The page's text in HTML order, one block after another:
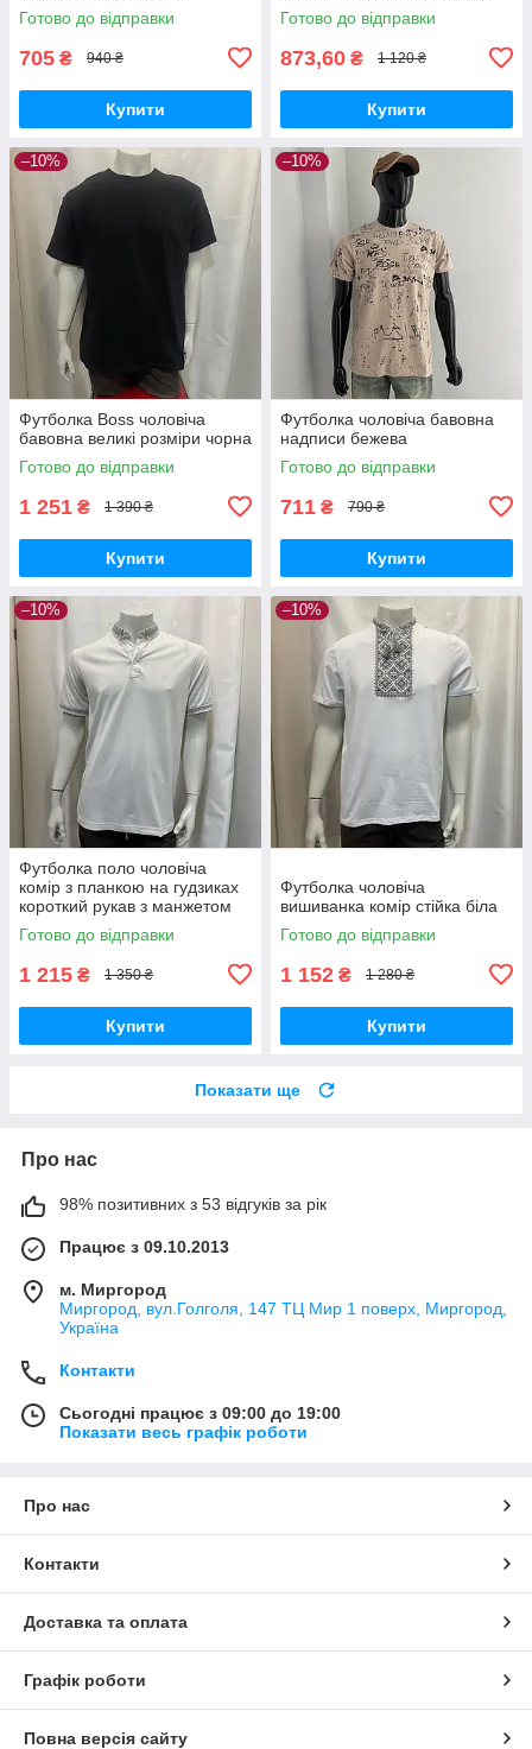
Готово до відправки
705 ₴ 940 ₴
Купити
Готово до відправки
873,60 ₴ 1 120 ₴
Купити
–10%
Футболка Boss чоловіча
бавовна великі розміри чорна
Готово до відправки
1 251 ₴ 1 390 ₴
Купити
–10%
Футболка чоловіча бавовна
надписи бежева
Готово до відправки
711 ₴ 790 ₴
Купити
–10%
Футболка поло чоловіча
комір з планкою на гудзиках
короткий рукав з манжетом
молочна
Готово до відправки
1 215 ₴ 1 350 ₴
Купити
–10%
Футболка чоловіча
вишиванка комір стійка біла
Готово до відправки
1 152 ₴ 1 280 ₴
Купити
Показати ще
Про нас
98% позитивних з 53 відгуків за рік
Працює з 09.10.2013
м. Миргород
Миргород, вул.Голголя, 147 ТЦ Мир 1 поверх, Миргород,
Україна
Контакти
Сьогодні працює з 09:00 до 19:00
Показати весь графік роботи
Про нас
Контакти
Доставка та оплата
Графік роботи
Повна версія сайту